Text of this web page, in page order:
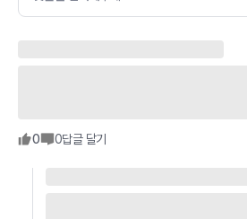
0 0답글 달기